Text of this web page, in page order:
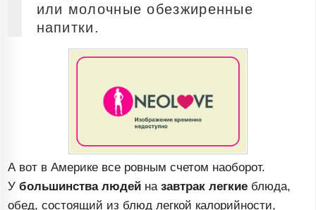
или молочные обезжиренные
напитки.
А вот в Америке все ровным счетом наоборот.
Убольшинства людей назавтрак легкие блюда,
обед, состоящий из блюд легкой калорийности,